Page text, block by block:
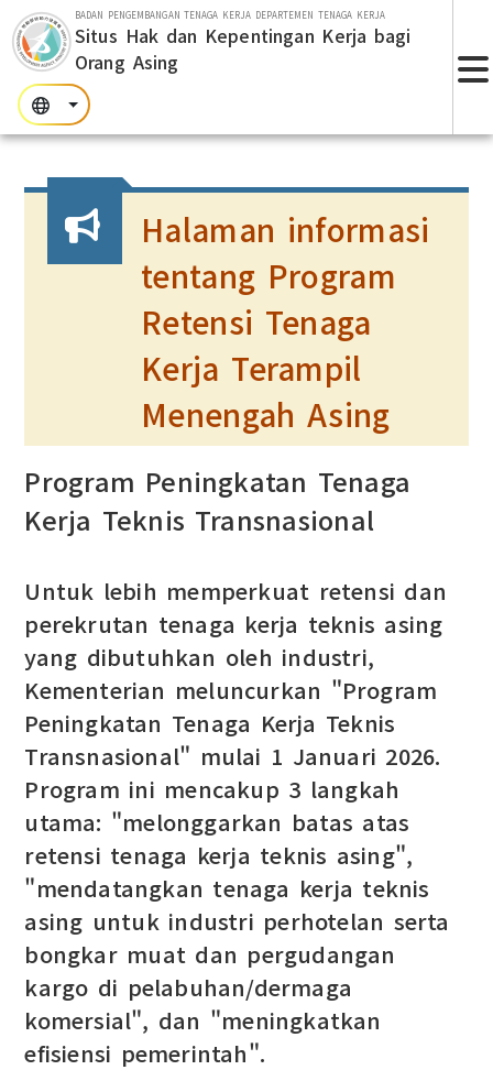
Lompat ke bagian utama
BADAN PENGEMBANGAN TENAGA KERJA DEPARTEMEN TENAGA KERJA
Situs Hak dan Kepentingan Kerja bagi
Orang Asing
:::
:::
Halaman informasi
tentang Program
Retensi Tenaga
Kerja Terampil
Menengah Asing
Program Peningkatan Tenaga
Kerja Teknis Transnasional
Untuk lebih memperkuat retensi dan
perekrutan tenaga kerja teknis asing
yang dibutuhkan oleh industri,
Kementerian meluncurkan "Program
Peningkatan Tenaga Kerja Teknis
Transnasional" mulai 1 Januari 2026.
Program ini mencakup 3 langkah
utama: "melonggarkan batas atas
retensi tenaga kerja teknis asing",
"mendatangkan tenaga kerja teknis
asing untuk industri perhotelan serta
bongkar muat dan pergudangan
kargo di pelabuhan/dermaga
komersial", dan "meningkatkan
efisiensi pemerintah".